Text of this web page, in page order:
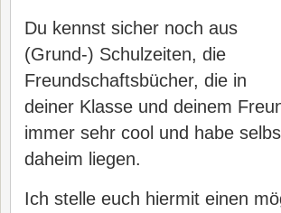
Du kennst sicher noch aus
(Grund-) Schulzeiten, die
Freundschaftsbücher, die in
deiner Klasse und deinem
immer sehr cool und habe
daheim liegen.
Ich stelle euch hiermit einen